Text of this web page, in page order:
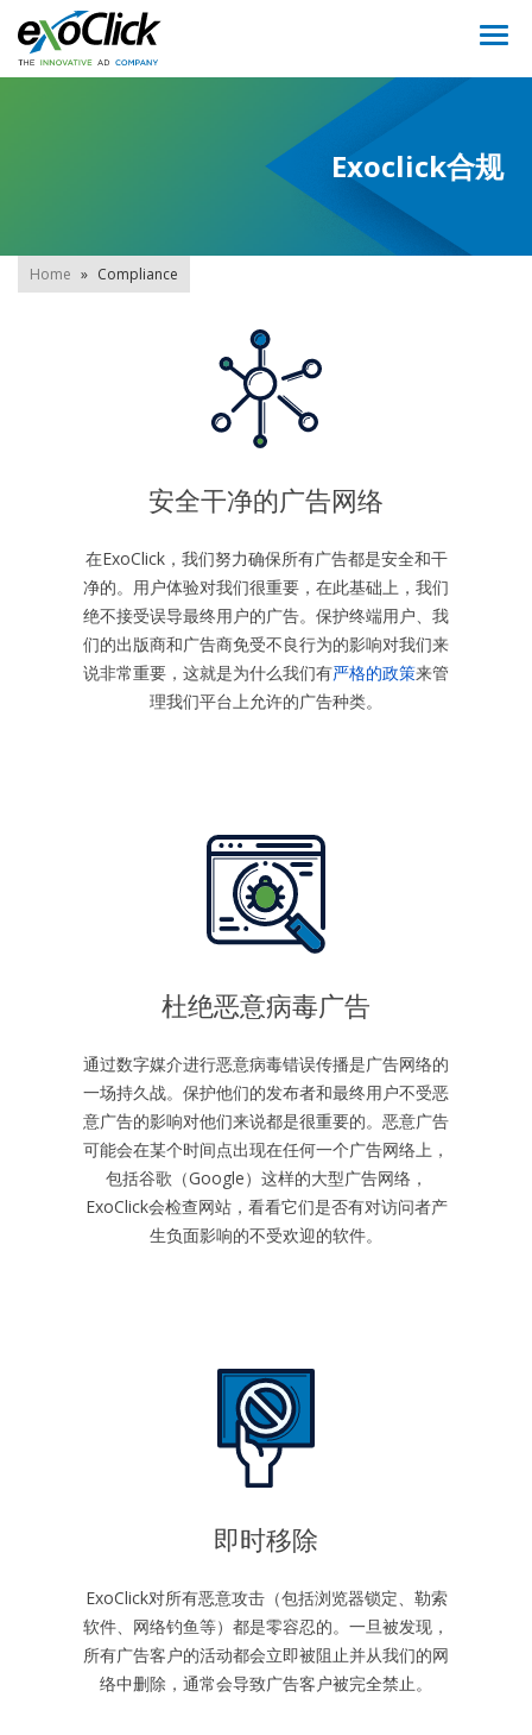
Exoclick合规
Home » Compliance
安全干净的广告网络
在ExoClick，我们努力确保所有广告都是安全和干
净的。用户体验对我们很重要，在此基础上，我们
绝不接受误导最终用户的广告。保护终端用户、我
们的出版商和广告商免受不良行为的影响对我们来
说非常重要，这就是为什么我们有严格的政策来管
理我们平台上允许的广告种类。
杜绝恶意病毒广告
通过数字媒介进行恶意病毒错误传播是广告网络的
一场持久战。保护他们的发布者和最终用户不受恶
意广告的影响对他们来说都是很重要的。恶意广告
可能会在某个时间点出现在任何一个广告网络上，
包括谷歌（Google）这样的大型广告网络，
ExoClick会检查网站，看看它们是否有对访问者产
生负面影响的不受欢迎的软件。
即时移除
ExoClick对所有恶意攻击（包括浏览器锁定、勒索
软件、网络钓鱼等）都是零容忍的。一旦被发现，
所有广告客户的活动都会立即被阻止并从我们的网
络中删除，通常会导致广告客户被完全禁止。